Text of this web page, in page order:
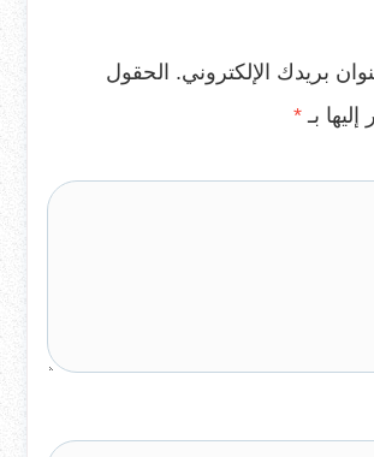
بريدك الإلكتروني. الحقول
إليها بـ *